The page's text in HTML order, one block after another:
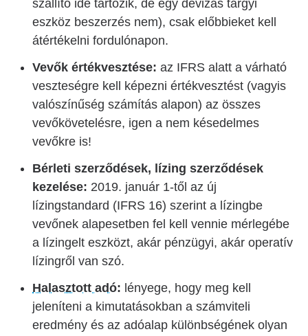
szállító ide tartozik, de egy devizás tárgyi
eszköz beszerzés nem), csak előbbieket kell
átértékelni fordulónapon.
Vevők értékvesztése: az IFRS alatt a várható
veszteségre kell képezni értékvesztést (vagyis
valószínűség számítás alapon) az összes
vevőkövetelésre, igen a nem késedelmes
vevőkre is!
Bérleti szerződések, lízing szerződések
kezelése: 2019. január 1-től az új
lízingstandard (IFRS 16) szerint a lízingbe
vevőnek alapesetben fel kell vennie mérlegébe
a lízingelt eszközt, akár pénzügyi, akár operatív
lízingről van szó.
Halasztott adó: lényege, hogy meg kell
jeleníteni a kimutatásokban a számviteli
eredmény és az adóalap különbségének olyan